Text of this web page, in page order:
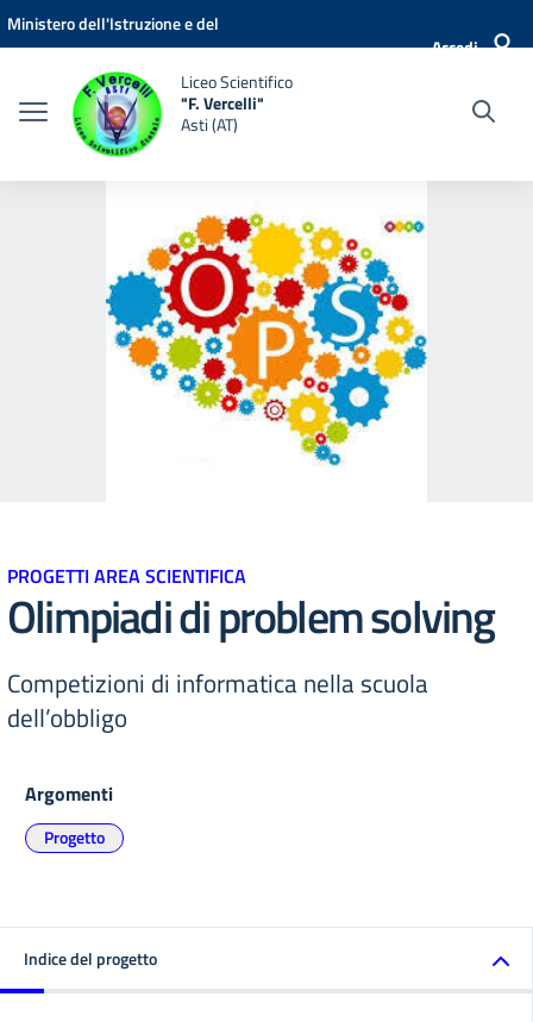
Vai ai contenuti
Vai al menu di navigazione
Vai al footer
Ministero dell'Istruzione e del
Accedi
Liceo Scientifico
"F. Vercelli"
Asti (AT)
PROGETTI AREA SCIENTIFICA
Olimpiadi di problem solving
Competizioni di informatica nella scuola
dell’obbligo
Argomenti
Progetto
Indice del progetto